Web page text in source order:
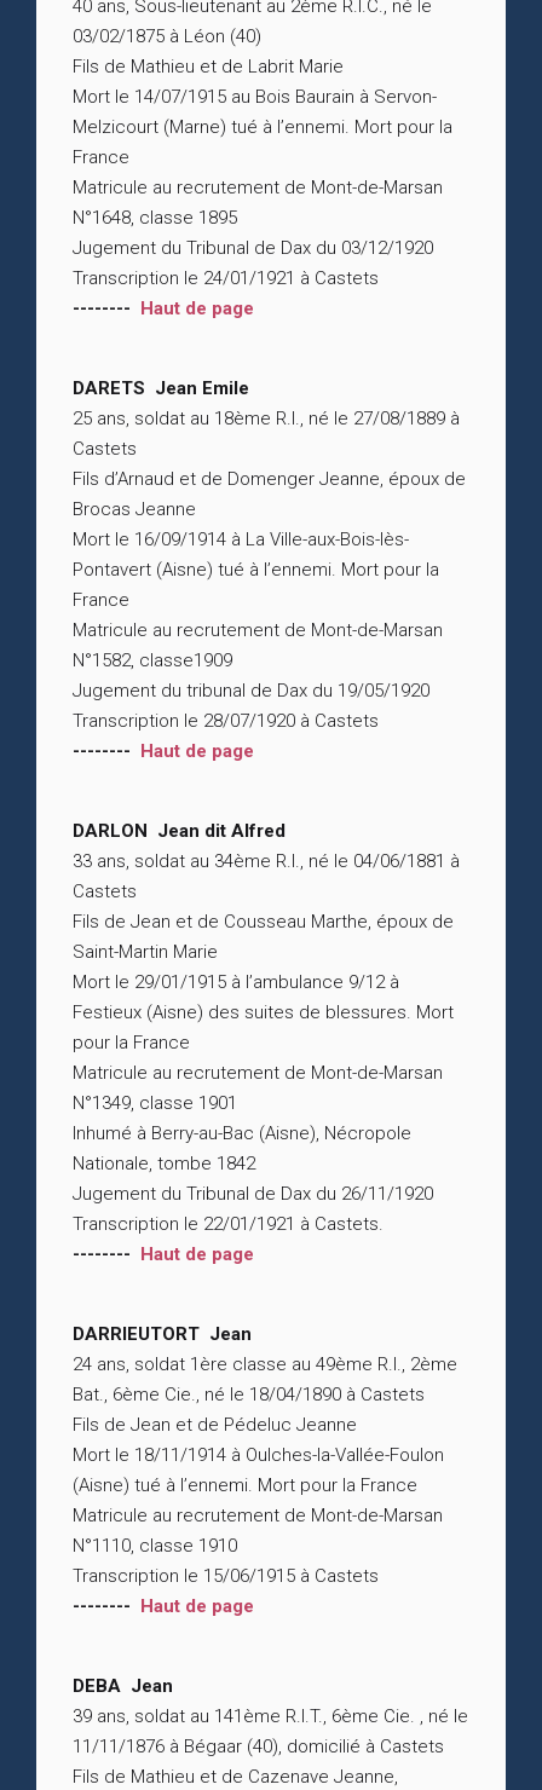
40 ans, Sous-lieutenant au 2ème R.I.C., né le
03/02/1875 à Léon (40)
Fils de Mathieu et de Labrit Marie
Mort le 14/07/1915 au Bois Baurain à Servon-
Melzicourt (Marne) tué à l’ennemi. Mort pour la
France
Matricule au recrutement de Mont-de-Marsan
N°1648, classe 1895
Jugement du Tribunal de Dax du 03/12/1920
Transcription le 24/01/1921 à Castets
-------- Haut de page
DARETS Jean Emile
25 ans, soldat au 18ème R.I., né le 27/08/1889 à
Castets
Fils d’Arnaud et de Domenger Jeanne, époux de
Brocas Jeanne
Mort le 16/09/1914 à La Ville-aux-Bois-lès-
Pontavert (Aisne) tué à l’ennemi. Mort pour la
France
Matricule au recrutement de Mont-de-Marsan
N°1582, classe1909
Jugement du tribunal de Dax du 19/05/1920
Transcription le 28/07/1920 à Castets
-------- Haut de page
DARLON Jean dit Alfred
33 ans, soldat au 34ème R.I., né le 04/06/1881 à
Castets
Fils de Jean et de Cousseau Marthe, époux de
Saint-Martin Marie
Mort le 29/01/1915 à l’ambulance 9/12 à
Festieux (Aisne) des suites de blessures. Mort
pour la France
Matricule au recrutement de Mont-de-Marsan
N°1349, classe 1901
Inhumé à Berry-au-Bac (Aisne), Nécropole
Nationale, tombe 1842
Jugement du Tribunal de Dax du 26/11/1920
Transcription le 22/01/1921 à Castets.
-------- Haut de page
DARRIEUTORT Jean
24 ans, soldat 1ère classe au 49ème R.I., 2ème
Bat., 6ème Cie., né le 18/04/1890 à Castets
Fils de Jean et de Pédeluc Jeanne
Mort le 18/11/1914 à Oulches-la-Vallée-Foulon
(Aisne) tué à l’ennemi. Mort pour la France
Matricule au recrutement de Mont-de-Marsan
N°1110, classe 1910
Transcription le 15/06/1915 à Castets
-------- Haut de page
DEBA Jean
39 ans, soldat au 141ème R.I.T., 6ème Cie. , né le
11/11/1876 à Bégaar (40), domicilié à Castets
Fils de Mathieu et de Cazenave Jeanne,